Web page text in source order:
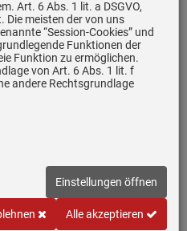
Art. 6 Abs. 1 lit. a DSGVO,
Die meisten der von uns
“Session-Cookies” und
Funktionen der
Funktion zu ermöglichen.
von Art. 6 Abs. 1 lit. f
andere Rechtsgrundlage
Einstellungen öffnen
Alle akzeptieren